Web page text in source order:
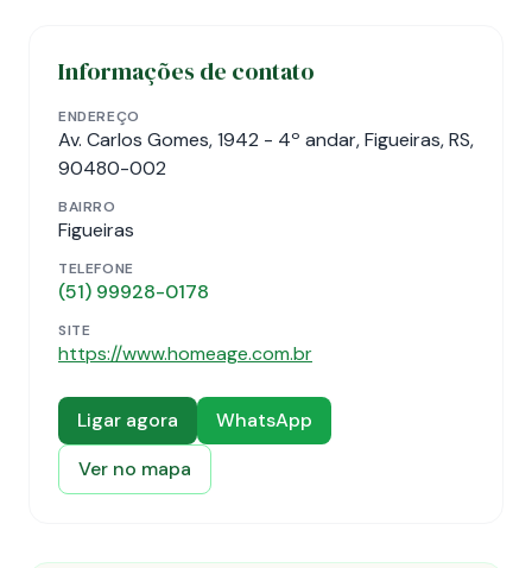
Informações de contato
ENDEREÇO
Av. Carlos Gomes, 1942 - 4º andar, Figueiras, RS,
90480-002
BAIRRO
Figueiras
TELEFONE
(51) 99928-0178
SITE
https://www.homeage.com.br
Ligar agora
WhatsApp
Ver no mapa